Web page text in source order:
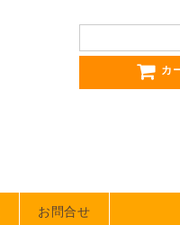
カ
お問合せ